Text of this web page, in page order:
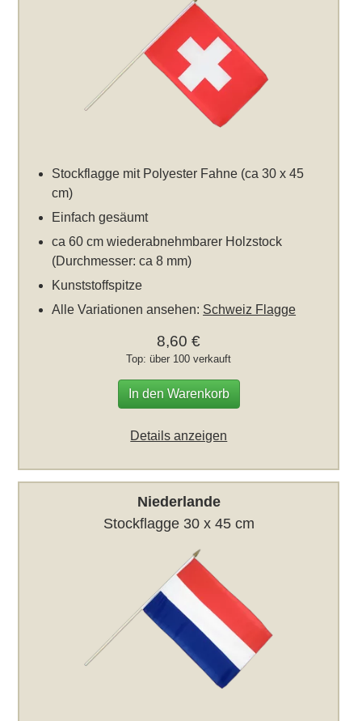
Stockflagge mit Polyester Fahne (ca 30 x 45
cm)
Einfach gesäumt
ca 60 cm wiederabnehmbarer Holzstock
(Durchmesser: ca 8 mm)
Kunststoffspitze
Alle Variationen ansehen: Schweiz Flagge
8,60 €
Top: über 100 verkauft
In den Warenkorb
Details anzeigen
Niederlande
Stockflagge 30 x 45 cm